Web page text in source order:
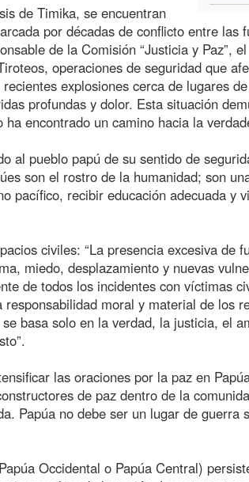
de Timika, se encuentran
por décadas de conflicto entre las
de la Comisión “Justicia y Paz”,
operaciones de seguridad que
explosiones cerca de lugares
profundas y dolor. Esta situación
encontrado un camino hacia la
al pueblo papú de su sentido de
son el rostro de la humanidad; son
pacífico, recibir educación adecuada y
civiles: “La presencia excesiva de
miedo, desplazamiento y nuevas
de todos los incidentes con víctimas
moral y material de los
basa solo en la verdad, la justicia, el
las oraciones por la paz en
de paz dentro de la
Papúa no debe ser un lugar de guerra
Occidental o Papúa Central)